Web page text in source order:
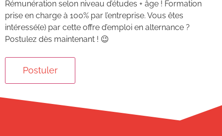
Rémunération selon niveau d’études + âge ! Formation
prise en charge à 100% par l’entreprise. Vous êtes
intéressé(e) par cette offre d’emploi en alternance ?
Postulez dès maintenant ! 😉